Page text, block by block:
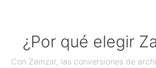
¿Por qué elegir
Con Zamzar, las conversiones de